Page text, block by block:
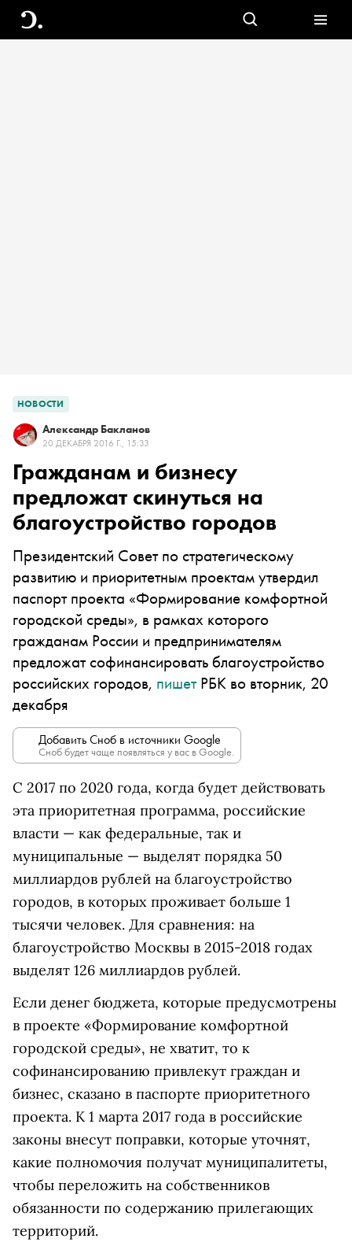
НОВОСТИ
Александр Бакланов
20 ДЕКАБРЯ 2016 Г., 15:33
Гражданам и бизнесу
предложат скинуться на
благоустройство городов
Президентский Совет по стратегическому
развитию и приоритетным проектам утвердил
паспорт проекта «Формирование комфортной
городской среды», в рамках которого
гражданам России и предпринимателям
предложат софинансировать благоустройство
российских городов, пишетРБК во вторник, 20
декабря
Добавить Сноб в источники Google
Сноб будет чаще появляться у вас в Google.
С 2017 по 2020 года, когда будет действовать
эта приоритетная программа, российские
власти — как федеральные, так и
муниципальные — выделят порядка 50
миллиардов рублей на благоустройство
городов, в которых проживает больше 1
тысячи человек. Для сравнения: на
благоустройство Москвы в 2015-2018 годах
выделят 126 миллиардов рублей.
Если денег бюджета, которые предусмотрены
в проекте «Формирование комфортной
городской среды», не хватит, то к
софинансированию привлекут граждан и
бизнес, сказано в паспорте приоритетного
проекта. К 1 марта 2017 года в российские
законы внесут поправки, которые уточнят,
какие полномочия получат муниципалитеты,
чтобы переложить на собственников
обязанности по содержанию прилегающих
территорий.